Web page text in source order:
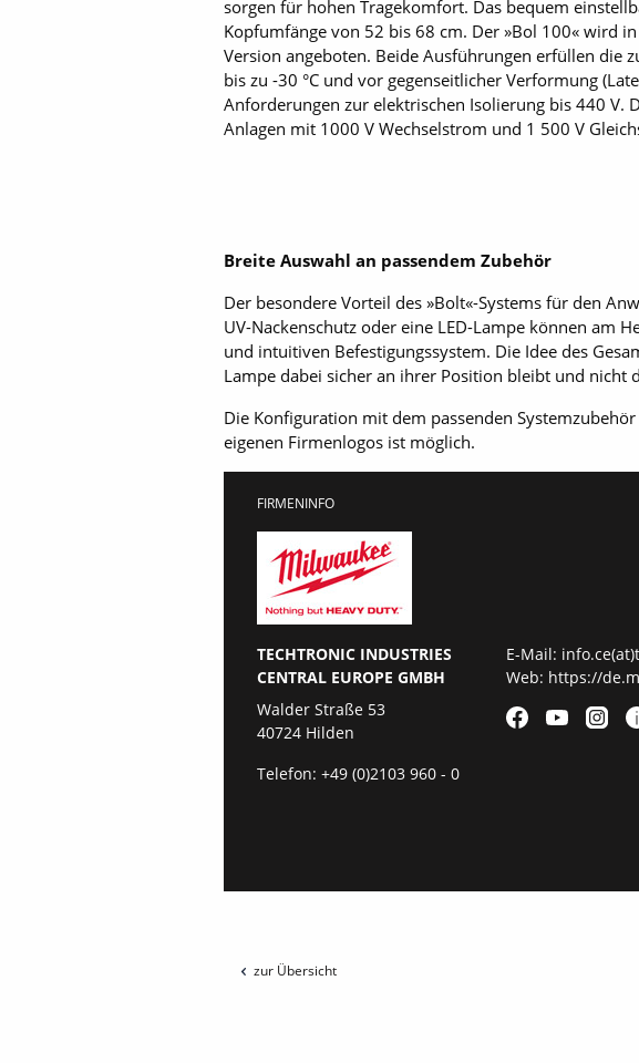
sorgen für hohen Tragekomfort. Das bequem
Kopfumfänge von 52 bis 68 cm. Der »Bol 100« wird
Version angeboten. Beide Ausführungen erfüllen die
bis zu -30 °C und vor gegenseitlicher Verformung
Anforderungen zur elektrischen Isolierung bis 440 V.
Anlagen mit 1000 V Wechselstrom und 1 500 V
Breite Auswahl an passendem Zubehör
Der besondere Vorteil des »Bolt«-Systems für den
UV-Nackenschutz oder eine LED-Lampe können am
und intuitiven Befestigungssystem. Die Idee des
Lampe dabei sicher an ihrer Position bleibt und nicht
Die Konfiguration mit dem passenden
eigenen Firmenlogos ist möglich.
FIRMENINFO
TECHTRONIC INDUSTRIES
CENTRAL EUROPE GMBH
Walder Straße 53
40724 Hilden
Telefon: +49 (0)2103 960 - 0
E-Mail:
Web: https://
zur Übersicht